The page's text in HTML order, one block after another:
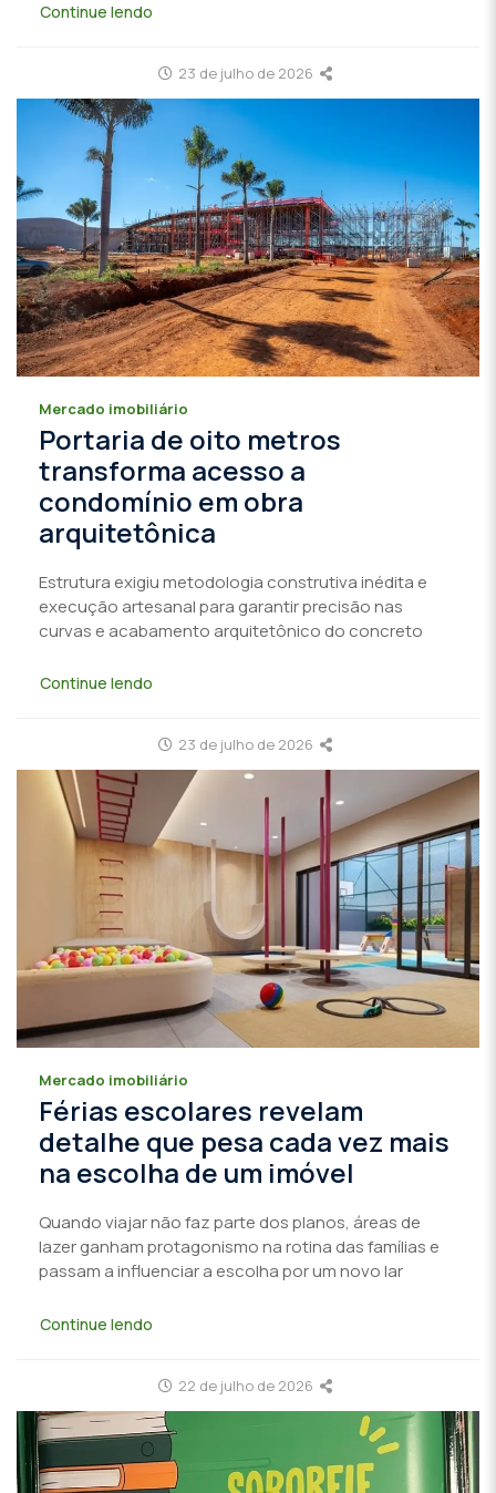
Continue lendo
23 de julho de 2026
Mercado imobiliário
Portaria de oito metros
transforma acesso a
condomínio em obra
arquitetônica
Estrutura exigiu metodologia construtiva inédita e
execução artesanal para garantir precisão nas
curvas e acabamento arquitetônico do concreto
Continue lendo
23 de julho de 2026
Mercado imobiliário
Férias escolares revelam
detalhe que pesa cada vez mais
na escolha de um imóvel
Quando viajar não faz parte dos planos, áreas de
lazer ganham protagonismo na rotina das famílias e
passam a influenciar a escolha por um novo lar
Continue lendo
22 de julho de 2026